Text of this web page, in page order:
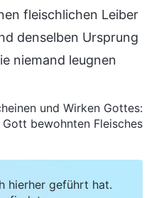
fleischlichen Leiber
denselben Ursprung
niemand leugnen
und Wirken Gottes:
Gott bewohnten Fleisches
hierher geführt hat.